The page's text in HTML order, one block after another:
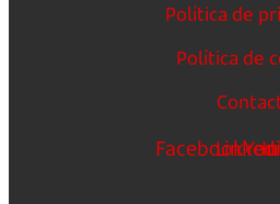
Política de
Política de
Facebook